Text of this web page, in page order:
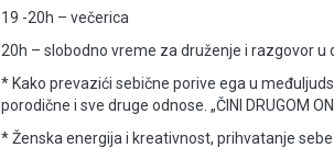
19 -20h – večerica
20h – slobodno vreme za druženje i razgovor
* Kako prevazići sebične porive ega u
porodične i sve druge odnose. „ČINI DRUGOM
* Ženska energija i kreativnost, prihvatanje sebe